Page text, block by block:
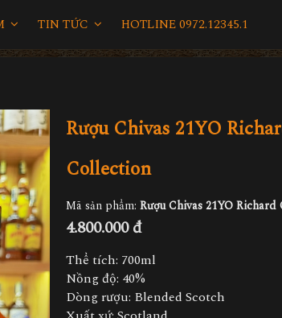
TIN TỨC HOTLINE 0972.12345.1
Rượu Chivas 21YO
Collection
Mã sản phẩm: Rượu Chivas 21YO
4.800.000 đ
Thể tích: 700ml
Nồng độ: 40%
Dòng rượu: Blended Scotch